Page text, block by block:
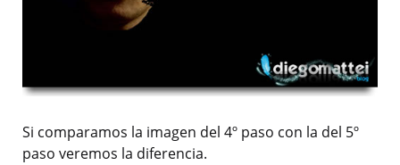
Si comparamos la imagen del 4º paso con la del 5º
paso veremos la diferencia.